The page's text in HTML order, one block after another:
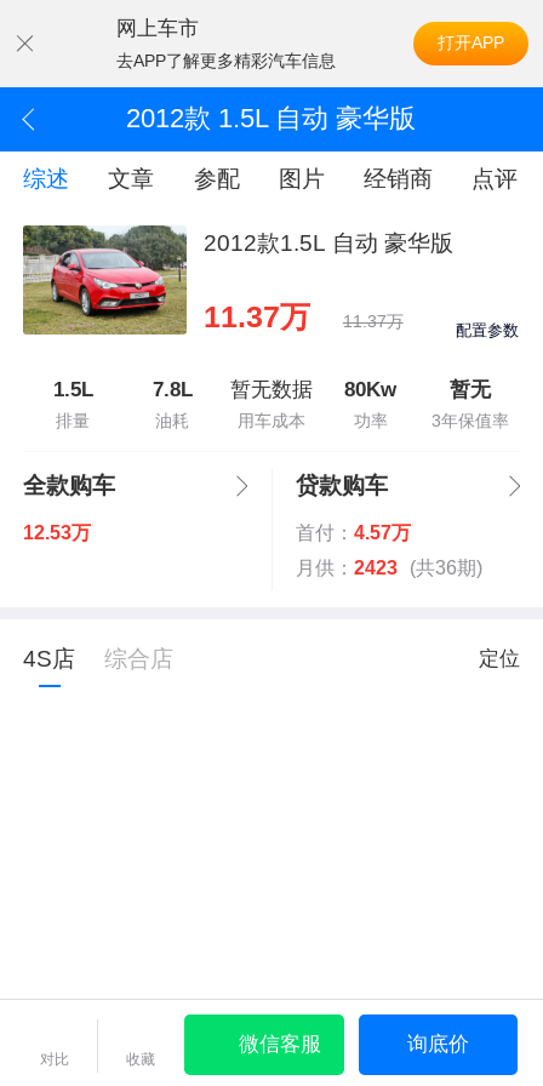
网上车市
去APP了解更多精彩汽车信息
打开APP
2012款 1.5L 自动 豪华版
综述 文章 参配 图片 经销商 点评
2012款1.5L 自动 豪华版
11.37万 11.37万 配置参数
1.5L
排量
7.8L
油耗
暂无数据
用车成本
80Kw
功率
暂无
3年保值率
全款购车
12.53万
贷款购车
首付： 4.57万
月供： 2423 (共36期)
4S店 综合店 定位
对比 收藏
微信客服 询底价